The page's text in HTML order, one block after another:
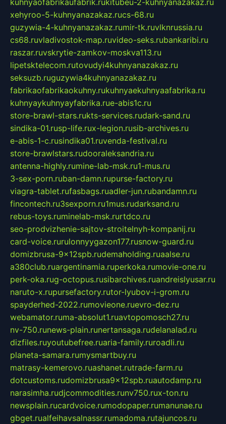
xehyroo-5-kuhnyanazakaz.rucs-68.ru
guzywia-4-kuhnyanazakaz.rumir-tk.ruvlknrussia.ru
cs68.ruvladivostok-map.ruvideo-seks.rubankaribi.ru
raszar.ruvskrytie-zamkov-moskva113.ru
lipetsktelecom.rutovudyi4kuhnyanazakaz.ru
seksuzb.ruguzywia4kuhnyanazakaz.ru
fabrikaofabrikaokuhny.rukuhnyaekuhnyaafabrika.ru
kuhnyaykuhnyayfabrika.rue-abis1c.ru
store-brawl-stars.rukts-services.rudark-sand.ru
sindika-01.rusp-life.rux-legion.rusib-archives.ru
e-abis-1-c.rusindika01.ruvenda-festival.ru
store-brawlstars.rudooraleksandria.ru
antenna-highly.rumine-lab-msk.ru1-mus.ru
3-sex-porn.ruban-damn.rupurse-factory.ru
viagra-tablet.rufasbags.ruadler-jun.rubandamn.ru
fincontech.ru3sexporn.ru1mus.rudarksand.ru
rebus-toys.ruminelab-msk.rurtdco.ru
seo-prodvizhenie-sajtov-stroitelnyh-kompanij.ru
card-voice.rurulonnyygazon177.rusnow-guard.ru
domizbrusa-9x12spb.rudemaholding.ruaalse.ru
a380club.ruargentinamia.ruperkoka.rumovie-one.ru
perk-oka.rug-octopus.rusibarchives.ruandreislyusar.ru
naruto-x.rupursefactory.rutor-lyubov-i-grom.ru
spayderhed-2022.rumovieone.ruevro-dez.ru
webamator.ruma-absolut1.ruavtopomosch27.ru
nv-750.runews-plain.runertansaga.rudelanalad.ru
dizfiles.ruyoutubefree.ruaria-family.ruroadli.ru
planeta-samara.rumysmartbuy.ru
matrasy-kemerovo.ruashanet.rutrade-farm.ru
dotcustoms.rudomizbrusa9x12spb.ruautodamp.ru
narasimha.rudjcommodities.runv750.rux-ton.ru
newsplain.rucardvoice.rumodopaper.rumanunae.ru
gbget.rualfeihavsalnassr.rumadoma.rutajuncos.ru